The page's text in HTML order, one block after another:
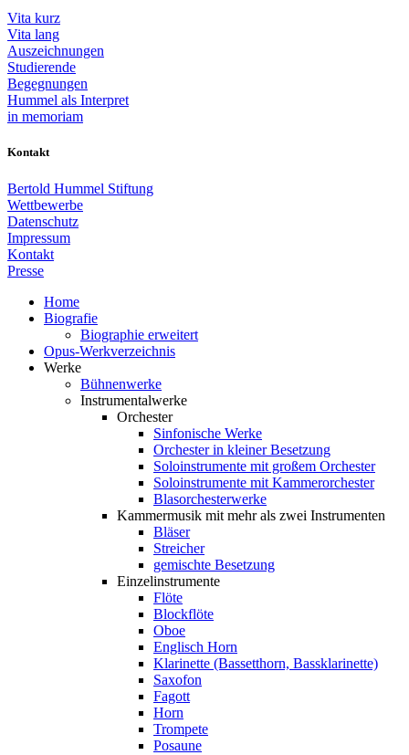
Vita kurz
Vita lang
Auszeichnungen
Studierende
Begegnungen
Hummel als Interpret
in memoriam
Kontakt
Bertold Hummel Stiftung
Wettbewerbe
Datenschutz
Impressum
Kontakt
Presse
Home
Biografie
Biographie erweitert
Opus-Werkverzeichnis
Werke
Bühnenwerke
Instrumentalwerke
Orchester
Sinfonische Werke
Orchester in kleiner Besetzung
Soloinstrumente mit großem Orchester
Soloinstrumente mit Kammerorchester
Blasorchesterwerke
Kammermusik mit mehr als zwei Instrumenten
Bläser
Streicher
gemischte Besetzung
Einzelinstrumente
Flöte
Blockflöte
Oboe
Englisch Horn
Klarinette (Bassetthorn, Bassklarinette)
Saxofon
Fagott
Horn
Trompete
Posaune